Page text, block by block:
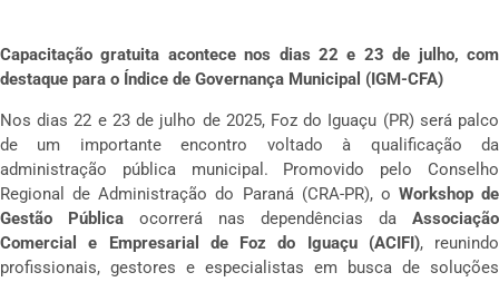
Capacitação gratuita acontece nos dias 22 e 23 de julho, com
destaque para o Índice de Governança Municipal (IGM-CFA)
Nos dias 22 e 23 de julho de 2025, Foz do Iguaçu (PR) será palco
de um importante encontro voltado à qualificação da
administração pública municipal. Promovido pelo Conselho
Regional de Administração do Paraná (CRA-PR), o Workshop de
Gestão Pública ocorrerá nas dependências da Associação
Comercial e Empresarial de Foz do Iguaçu (ACIFI), reunindo
profissionais, gestores e especialistas em busca de soluções